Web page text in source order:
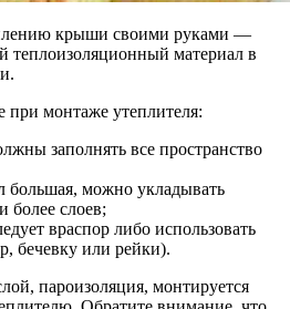
крыши своими руками —
теплоизоляционный материал в
при монтаже утеплителя:
заполнять все пространство
большая, можно укладывать
более слоев;
враспор либо использовать
бечевку или рейки).
пароизоляция, монтируется